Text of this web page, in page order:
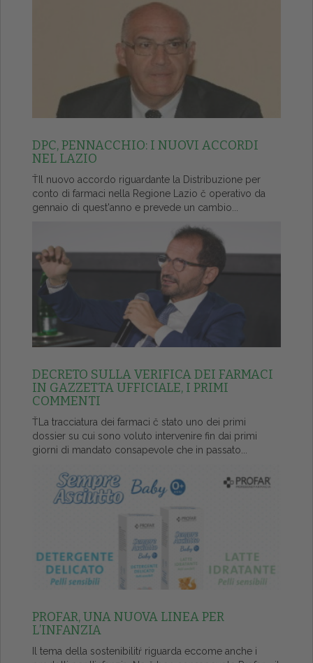
DPC, PENNACCHIO: I NUOVI ACCORDI
NEL LAZIO
ŤIl nuovo accordo riguardante la Distribuzione per
conto di farmaci nella Regione Lazio č operativo da
gennaio di quest'anno e prevede un cambio...
DECRETO SULLA VERIFICA DEI FARMACI
IN GAZZETTA UFFICIALE, I PRIMI
COMMENTI
ŤLa tracciatura dei farmaci č stato uno dei primi
dossier su cui sono voluto intervenire fin dai primi
giorni di mandato consapevole che in passato...
PROFAR, UNA NUOVA LINEA PER
L’INFANZIA
Il tema della sostenibilitŕ riguarda eccome anche i